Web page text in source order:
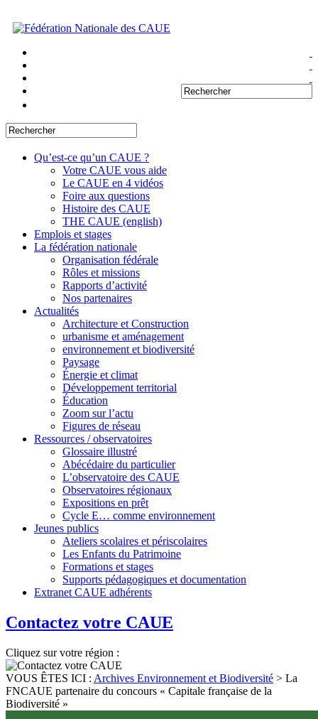
Qu’est-ce qu’un CAUE ?
Votre CAUE vous aide
Le CAUE en 4 vidéos
Foire aux questions
Histoire des CAUE
THE CAUE (english)
Emplois et stages
La fédération nationale
Organisation fédérale
Rôles et missions
Rapports d’activité
Nos partenaires
Actualités
Architecture et Construction
urbanisme et aménagement
environnement et biodiversité
Paysage
Énergie et climat
Développement territorial
Éducation
Zoom sur l’actu
Figures de réseau
Ressources / observatoires
Glossaire illustré
Abécédaire du particulier
L’observatoire des CAUE
Observatoires régionaux
Expositions en prêt
Cycle E… comme environnement
Jeunes publics
Ateliers scolaires et périscolaires
Les Enfants du Patrimoine
Formations et stages
Supports pédagogiques et documentation
Extranet CAUE adhérents
Contactez votre CAUE
Cliquez sur votre région :
VOUS ÊTES ICI : Archives Environnement et Biodiversité > La
FNCAUE partenaire du concours « Capitale française de la
Biodiversité »